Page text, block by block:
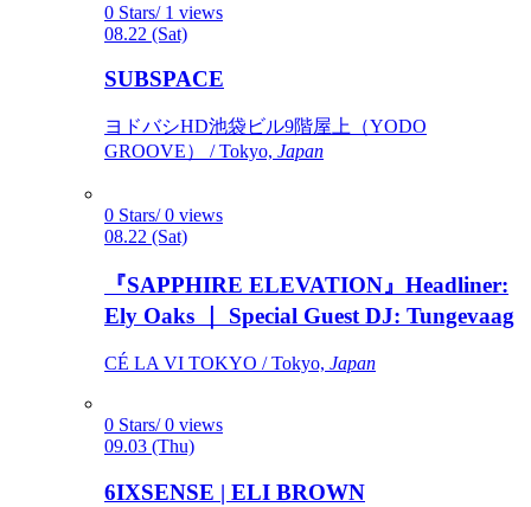
0 Stars/ 1 views
08.22 (Sat)
SUBSPACE
ヨドバシHD池袋ビル9階屋上（YODO
GROOVE） / Tokyo, Japan
0 Stars/ 0 views
08.22 (Sat)
『SAPPHIRE ELEVATION』Headliner:
Ely Oaks ｜ Special Guest DJ: Tungevaag
CÉ LA VI TOKYO / Tokyo, Japan
0 Stars/ 0 views
09.03 (Thu)
6IXSENSE | ELI BROWN